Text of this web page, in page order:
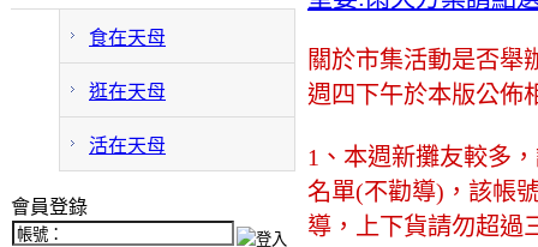
食在天母
逛在天母
活在天母
會員登錄
關於市集活動是否舉
週四下午於本版公佈
1、本週新攤友較多
名單(不勸導)，該帳
導，上下貨請勿超過